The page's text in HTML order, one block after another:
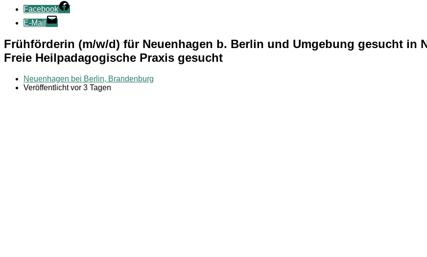
Facebook
E-Mail
Frühförderin (m/w/d) für Neuenhagen b. Berlin und Umgebung gesucht in
Freie Heilpadagogische Praxis gesucht
Neuenhagen bei Berlin, Brandenburg
Veröffentlicht vor 3 Tagen